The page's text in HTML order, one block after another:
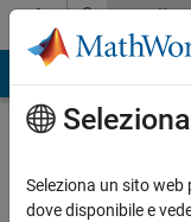
Vai al contenutoCommunity
Profile
Seleziona un sito
dove disponibile e